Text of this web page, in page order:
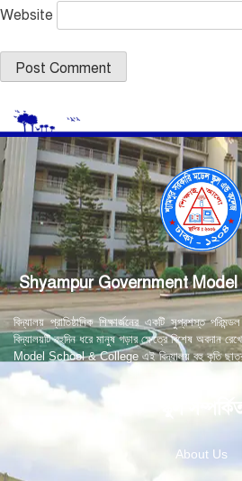
Website
Shyampur Government
বিদ্যালয় প্রাতিষ্ঠানিক শিক্ষার্জনের একটি সুপ্রশস্ত
বিদ্যালয়টি বহুদিন ধরে মানুষ গড়ার ক্ষেত্রে বিশেষ
Model School & College এই বিদ্যালয় বহু কৃতি ছাত্র-
স্কুল
About Us